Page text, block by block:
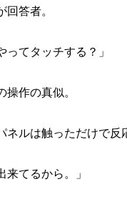
回答者。
てタッチする？」
作の真似。
ルは触っただけで反
てるから。」